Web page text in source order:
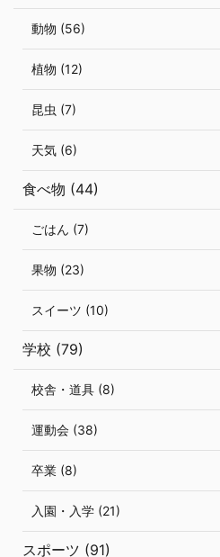
動物 (56)
植物 (12)
昆虫 (7)
天気 (6)
食べ物 (44)
ごはん (7)
果物 (23)
スイーツ (10)
学校 (79)
校舎・道具 (8)
運動会 (38)
卒業 (8)
入園・入学 (21)
スポーツ (91)